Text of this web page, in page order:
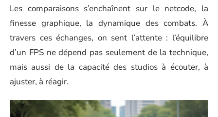
Les comparaisons s’enchaînent sur le netcode, la
finesse graphique, la dynamique des combats. À
travers ces échanges, on sent l’attente : l’équilibre
d’un FPS ne dépend pas seulement de la technique,
mais aussi de la capacité des studios à écouter, à
ajuster, à réagir.